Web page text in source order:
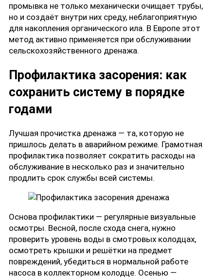
промывка не только механически очищает трубы,
но и создаёт внутри них среду, неблагоприятную
для накопления органического ила. В Европе этот
метод активно применяется при обслуживании
сельскохозяйственного дренажа.
Профилактика засорения: как
сохранить систему в порядке
годами
Лучшая прочистка дренажа — та, которую не
пришлось делать в аварийном режиме. Грамотная
профилактика позволяет сократить расходы на
обслуживание в несколько раз и значительно
продлить срок службы всей системы.
Основа профилактики — регулярные визуальные
осмотры. Весной, после схода снега, нужно
проверить уровень воды в смотровых колодцах,
осмотреть крышки и решётки на предмет
повреждений, убедиться в нормальной работе
насоса в коллекторном колодце. Осенью —